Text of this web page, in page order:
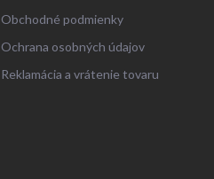
Obchodné podmienky
Ochrana osobných údajov
Reklamácia a vrátenie tovaru